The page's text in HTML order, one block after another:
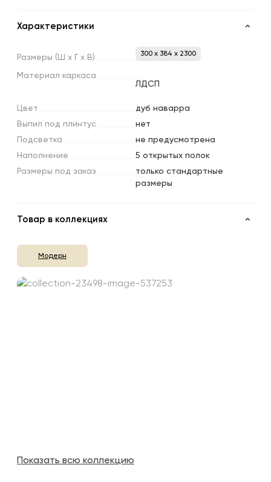
Характеристики
Размеры (Ш х х В) 300 x 384 x 2300
Материал каркаса
ЛДСП
Цвет
дуб наварра
Выпил под плинтус
нет
Подсветка
не предусмотрена
Наполнение
5 открытых полок
Размеры под заказ
только стандартные
размеры
Товар в коллекциях
Модерн
Показать всю коллекцию